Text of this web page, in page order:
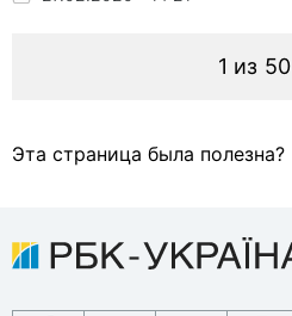
1 из 50
Эта страница была полезна?